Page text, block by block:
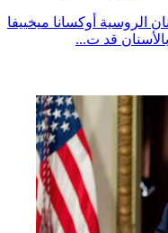
الروسية أوكسانا ميخييفا
قد ت...